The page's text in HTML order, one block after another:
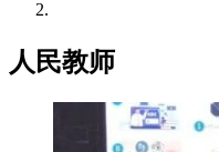
人民教师